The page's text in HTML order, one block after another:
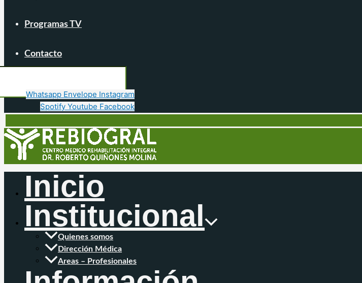
Programas TV
Contacto
Whatsapp Envelope Instagram
Spotify Youtube Facebook
Inicio
Institucional
Quienes somos
Dirección Médica
Areas – Profesionales